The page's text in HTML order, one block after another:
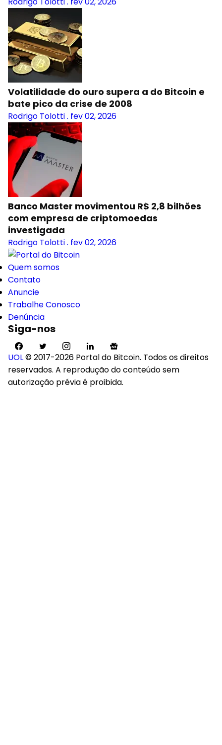
Volatilidade do ouro supera a do Bitcoin e
bate pico da crise de 2008
Rodrigo Tolotti. fev 02, 2026
Banco Master movimentou R$ 2,8 bilhões
com empresa de criptomoedas
investigada
Rodrigo Tolotti. fev 02, 2026
Quem somos
Contato
Anuncie
Trabalhe Conosco
Denúncia
Siga-nos
UOL© 2017-2026 Portal do Bitcoin. Todos os direitos
reservados. A reprodução do conteúdo sem
autorização prévia é proibida.